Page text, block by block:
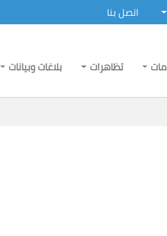
اتصل بنا
تظاهرات بلاغات وبيانات